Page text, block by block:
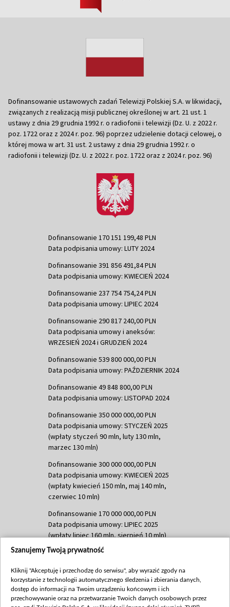
Dofinansowanie ustawowych zadań Telewizji Polskiej S.A. w likwidacji,
związanych z realizacją misji publicznej określonej w art. 21 ust. 1
ustawy z dnia 29 grudnia 1992 r. o radiofonii i telewizji (Dz. U. z 2022 r.
poz. 1722 oraz z 2024 r. poz. 96) poprzez udzielenie dotacji celowej, o
której mowa w art. 31 ust. 2 ustawy z dnia 29 grudnia 1992 r. o
radiofonii i telewizji (Dz. U. z 2022 r. poz. 1722 oraz z 2024 r. poz. 96)
Dofinansowanie 170 151 199,48 PLN
Data podpisania umowy: LUTY 2024
Dofinansowanie 391 856 491,84 PLN
Data podpisania umowy: KWIECIEŃ 2024
Dofinansowanie 237 754 754,24 PLN
Data podpisania umowy: LIPIEC 2024
Dofinansowanie 290 817 240,00 PLN
Data podpisania umowy i aneksów:
WRZESIEŃ 2024 i GRUDZIEŃ 2024
Dofinansowanie 539 800 000,00 PLN
Data podpisania umowy: PAŹDZIERNIK 2024
Dofinansowanie 49 848 800,00 PLN
Data podpisania umowy: LISTOPAD 2024
Dofinansowanie 350 000 000,00 PLN
Data podpisania umowy: STYCZEŃ 2025
(wpłaty styczeń 90 mln, luty 130 mln,
marzec 130 mln)
Dofinansowanie 300 000 000,00 PLN
Data podpisania umowy: KWIECIEŃ 2025
(wpłaty kwiecień 150 mln, maj 140 mln,
czerwiec 10 mln)
Dofinansowanie 170 000 000,00 PLN
Data podpisania umowy: LIPIEC 2025
(wpłaty lipiec 160 mln, sierpień 10 mln)
Dofinansowanie 60 000 000,00 PLN
(wpłata wrzesień 60 mln)
Dofinansowanie 635 783 051,21 PLN
Data podpisania umowy: WRZESIEŃ 2025
Szanujemy Twoją prywatność
Kliknij "Akceptuję i przechodzę do serwisu", aby wyrazić zgody na
korzystanie z technologii automatycznego śledzenia i zbierania danych,
dostęp do informacji na Twoim urządzeniu końcowym i ich
przechowywanie oraz na przetwarzanie Twoich danych osobowych przez